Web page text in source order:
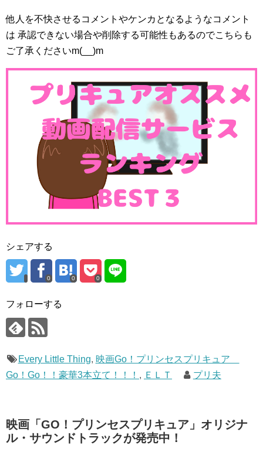
他人を不快させるコメントやケンカとなるようなコメント
は 承認できない場合や削除する可能性もあるのでこちらも
ご了承くださいm(__)m
シェアする
0 0 0
フォローする
Every Little Thing, 映画Go！プリンセスプリキュア
Go！Go！！豪華3本立て！！！ , ＥＬＴ プリ夫
映画「GO！プリンセスプリキュア」オリジナ
ル・サウンドトラックが発売中！